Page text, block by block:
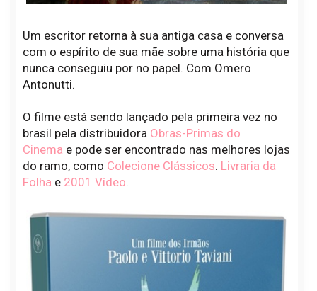
Um escritor retorna à sua antiga casa e conversa
com o espírito de sua mãe sobre uma história que
nunca conseguiu por no papel. Com Omero
Antonutti.
O filme está sendo lançado pela primeira vez no
brasil pela distribuidora Obras-Primas do
Cinema e pode ser encontrado nas melhores lojas
do ramo, como Colecione Clássicos. Livraria da
Folha e 2001 Vídeo.